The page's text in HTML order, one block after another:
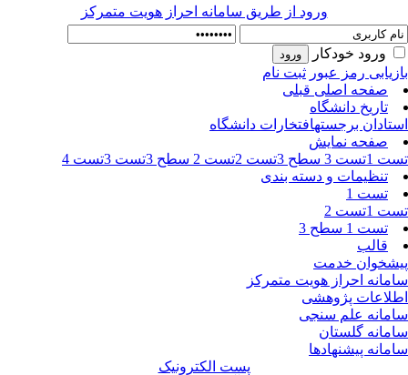
ورود از طريق سامانه احراز هويت متمركز
ورود خودکار
رمز عبور ثبت نام
صفحه اصلی قبلی
تاریخ دانشگاه
برجستهافتخارات دانشگاه
صفحه نمایش
1
تست 3 سطح 3 تست 2 تست 2 سطح 3 تست 3 تست 4
تنظیمات و دسته بندی
تست 1
1
تست 2
تست 1 سطح 3
قالب
خدمت
احراز هویت متمرکز
پژوهشی
علم سنجی
گلستان
پیشنهادها
پست الکترونیک